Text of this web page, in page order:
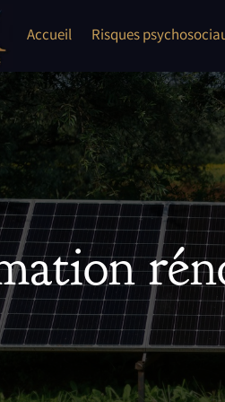
Accueil Risques